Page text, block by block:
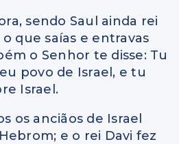
sendo Saul ainda rei
que saías e entravas
o Senhor te disse: Tu
povo de Israel, e tu
Israel.
os anciãos de Israel
e o rei Davi fez